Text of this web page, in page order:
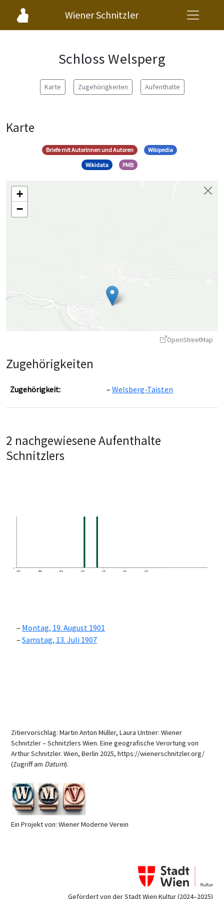
Wiener Schnitzler
Schloss Welsperg
Karte Zugehörigkeiten Aufenthalte
Karte
Briefe mit Autorinnen und Autoren
Wikipedia
Wikidata
PMB
+
−
OpenStreetMap
Zugehörigkeiten
Zugehörigkeit: Welsberg-Taisten
2 nachgewiesene Aufenthalte
Schnitzlers
0
1870
1880 1890 1900 1910 1920 1930
Montag, 19. August 1901
Samstag, 13. Juli 1907
Zitiervorschlag: Martin Anton Müller, Laura Untner: Wiener
Schnitzler – Schnitzlers Wien. Eine geografische Verortung von
Arthur Schnitzler. Wien, Berlin 2025, https://wienerschnitzler.org/
(Zugriff am Datum).
Ein Projekt von: Wiener Moderne Verein
Gefördert von der Stadt Wien Kultur (2024–2025)